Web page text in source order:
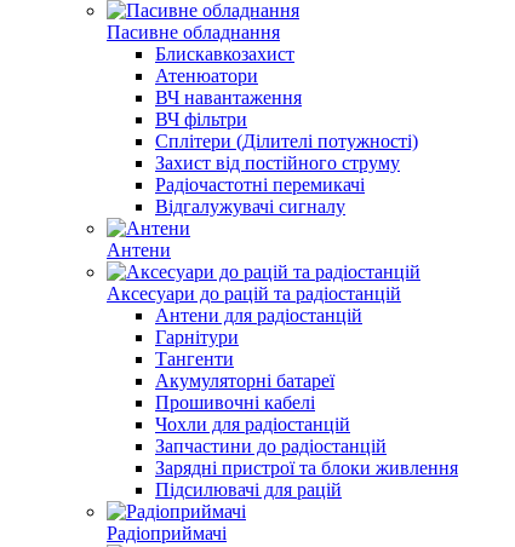
Пасивне обладнання
Блискавкозахист
Атенюатори
ВЧ навантаження
ВЧ фільтри
Сплітери (Ділителі потужності)
Захист від постійного струму
Радіочастотні перемикачі
Відгалужувачі сигналу
Антени
Аксесуари до рацій та радіостанцій
Антени для радіостанцій
Гарнітури
Тангенти
Акумуляторні батареї
Прошивочні кабелі
Чохли для радіостанцій
Запчастини до радіостанцій
Зарядні пристрої та блоки живлення
Підсилювачі для рацій
Радіоприймачі